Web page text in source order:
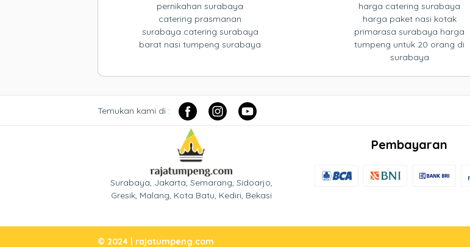
pernikahan surabaya
catering prasmanan
surabaya catering surabaya
barat nasi tumpeng surabaya
harga catering surabaya
harga paket nasi kotak
primarasa surabaya harga
tumpeng untuk 20 orang di
surabaya
Temukan kami di :
Surabaya, Jakarta, Semarang, Sidoarjo,
Gresik, Malang, Kota Batu, Kediri, Bekasi
Pembayaran
© 2024 | rajatumpeng.com